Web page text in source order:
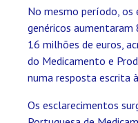
No mesmo período, os
genéricos aumentaram
16 milhões de euros,
do Medicamento e
numa resposta escrita
Os esclarecimentos